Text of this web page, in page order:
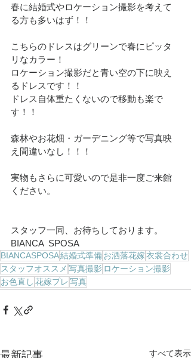
春に結婚式やロケーション撮影を考えて
る方も多いはず！！
こちらのドレスはグリーンで春にピッタ
リなカラー！
ロケーション撮影だと青い空の下に映え
るドレスです！！
ドレス自体重たくないので移動も楽で
す！！
森林やお花畑・ガーデニング等で写真映
え間違いなし！！！
実物もさらに可愛いので是非一度ご来館
ください。
スタッフ一同、お待ちしております。
BIANCA  SPOSA
BIANCASPOSA結婚式準備お洒落花嫁衣裳合わせ
スタッフオススメ 写真撮影 ロケーション撮影
お色直し 花嫁プレ 写真
最新記事 すべて表示